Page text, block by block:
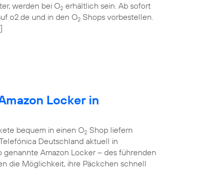
werden bei O2 erhältlich sein. Ab sofort
o2.de und in den O2 Shops vorbestellen.
Locker in
bequem in einen O2 Shop liefern
Deutschland aktuell in
Amazon Locker – des führenden
die Möglichkeit, ihre Päckchen schnell